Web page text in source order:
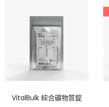
VitalBulk 綜合礦物質錠